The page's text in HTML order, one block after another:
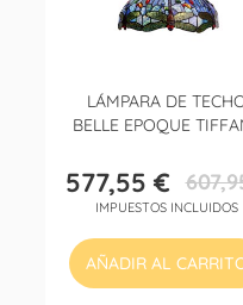
LÁMPARA DE
BELLE EPOQUE
Precio
577,55 €Precio
base
IMPUESTOS INCLUIDOS
AÑADIR AL